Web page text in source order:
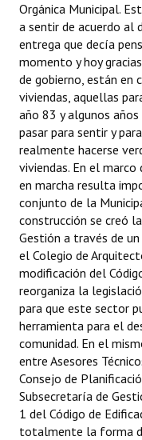
Orgánica Municipal.
a sentir de acuerdo al
entrega que decía
momento y hoy
de gobierno, están en
viviendas, aquellas
año 83 y algunos
pasar para sentir y
realmente hacerse
viviendas. En el
en marcha resulta
conjunto de la
construcción se creó
Gestión a través de
el Colegio de
modificación del
reorganiza la
para que este sector
herramienta para el
comunidad. En el
entre Asesores
Consejo de
Subsecretaría de
1 del Código de
totalmente la forma